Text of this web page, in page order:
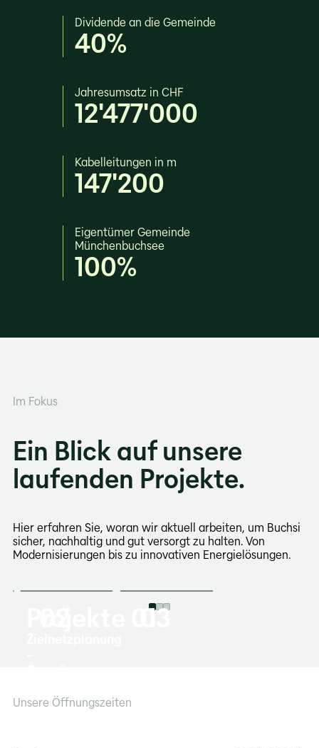
Dividende an die Gemeinde
40%
Jahresumsatz in CHF
12'477'000
Kabelleitungen in m
147'200
Eigentümer Gemeinde
Münchenbuchsee
100%
Im Fokus
Ein Blick auf unsere
laufenden Projekte.
Hier erfahren Sie, woran wir aktuell arbeiten, um Buchsi
sicher, nachhaltig und gut versorgt zu halten. Von
Modernisierungen bis zu innovativen Energielösungen.
01
ein
Projekte
03
Unsere Öffnungszeiten